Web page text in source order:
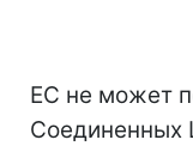
ЕС не может
Соединенных